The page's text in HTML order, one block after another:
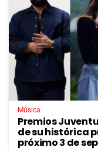
Música
Premios
de su histórica
próximo 3 de